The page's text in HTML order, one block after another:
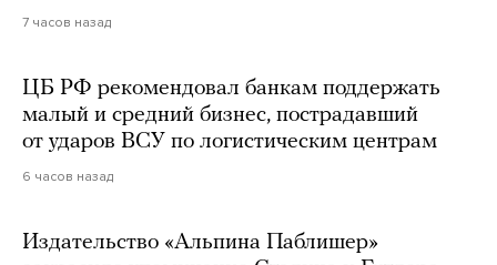
7 часов назад
ЦБ РФ рекомендовал банкам поддержать
малый и средний бизнес, пострадавший
от ударов ВСУ по логистическим центрам
6 часов назад
Издательство «Альпина Паблишер»